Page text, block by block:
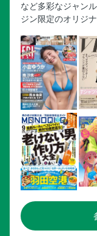
など多彩なジャン
ジン限定のオリジ